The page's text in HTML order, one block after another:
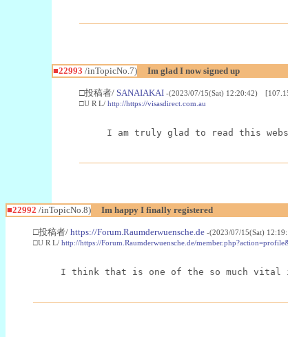
■22993 /inTopicNo.7) Im glad I now signed up
□投稿者/ SANAIAKAI -(2023/07/15(Sat) 12:20:42)
□U R L/ http://https://visasdirect.com.au
I am truly glad to read this
■22992 /inTopicNo.8) Im happy I finally registered
□投稿者/ https://Forum.Raumderwuensche.de -(2023/07/15(Sat)
□U R L/ http://https://Forum.Raumderwuensche.de/
I think that is one of the so much vital